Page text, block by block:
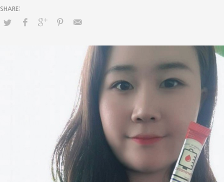
2017 무안CC·올포유 드림투어 17차전 2위
2018 무안CC·올포유 드림투어 17차전 2위